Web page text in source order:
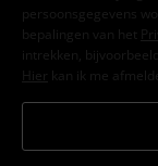
persoonsgegevens
bepalingen van het
intrekken,
Hier kan ik me